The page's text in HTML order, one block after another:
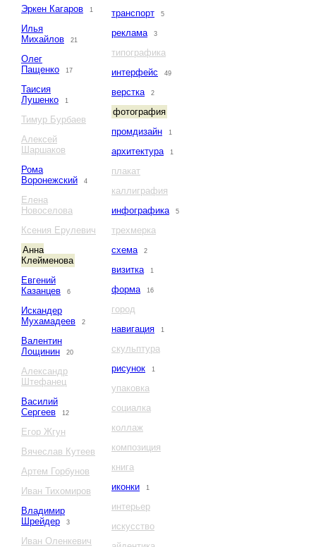
Эркен Кагаров 1
Илья
Михайлов
21
Олег
Пащенко
17
Таисия
Лушенко
1
Тимур Бурбаев
Алексей
Шаршаков
Рома
Воронежский
4
Елена
Новоселова
Ксения Ерулевич
Анна
Клейменова
Евгений
Казанцев
6
Искандер
Мухамадеев
2
Валентин
Лощинин
20
Александр
Штефанец
Василий
Сергеев
12
Егор Жгун
Вячеслав Кутеев
Артем Горбунов
Иван Тихомиров
Владимир
Шрейдер
3
Иван Оленкевич
транспорт
5
реклама 3
типографика
интерфейс
49
верстка 2
фотография
промдизайн
1
архитектура 1
плакат
каллиграфия
инфографика
5
трехмерка
схема
2
визитка 1
форма 16
город
навигация
1
скульптура
рисунок
1
упаковка
социалка
коллаж
композиция
книга
иконки
1
интерьер
искусство